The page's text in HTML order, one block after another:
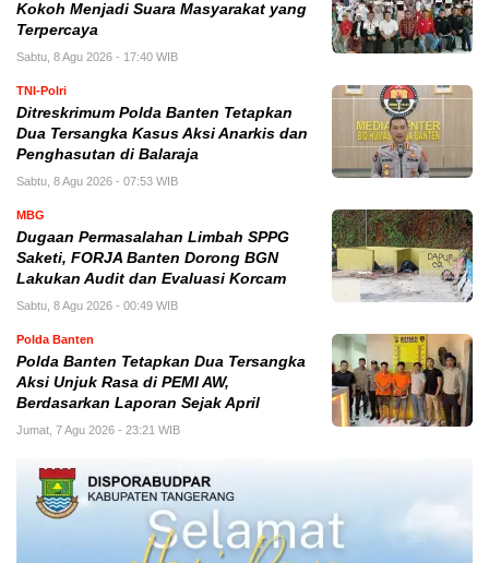
Kokoh Menjadi Suara Masyarakat yang
Terpercaya
Sabtu, 8 Agu 2026 - 17:40 WIB
TNI-Polri
Ditreskrimum Polda Banten Tetapkan
Dua Tersangka Kasus Aksi Anarkis dan
Penghasutan di Balaraja
Sabtu, 8 Agu 2026 - 07:53 WIB
MBG
Dugaan Permasalahan Limbah SPPG
Saketi, FORJA Banten Dorong BGN
Lakukan Audit dan Evaluasi Korcam
Sabtu, 8 Agu 2026 - 00:49 WIB
Polda Banten
Polda Banten Tetapkan Dua Tersangka
Aksi Unjuk Rasa di PEMI AW,
Berdasarkan Laporan Sejak April
Jumat, 7 Agu 2026 - 23:21 WIB